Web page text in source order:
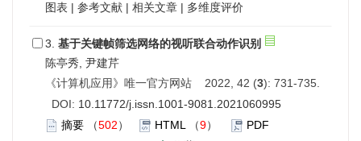
图表 | 参考文献 | 相关文章 | 多维度评价
3. 基于关键帧筛选网络的视听联合动作识别
陈亭秀, 尹建芹
《计算机应用》唯一官方网站 2022, 42 (3): 731-735.
DOI: 10.11772/j.issn.1001-9081.2021060995
摘要 （502） HTML （9）
PDF